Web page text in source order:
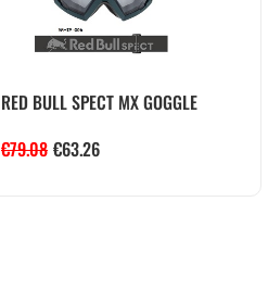
RED BULL SPECT MX GOGGLE
€79.08 €63.26